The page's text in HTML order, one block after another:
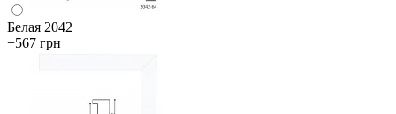
Белая 2042
+567 грн